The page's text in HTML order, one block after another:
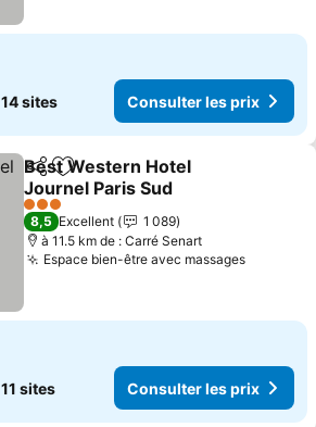
14 sites Consulter les prix
PartagerAjouter à mes favoris
Best Western Hotel
Journel Paris Sud
Consulter les prix
3 Étoiles
8,5 Excellent
1 089
à 11.5 km de : Carré Senart
Espace bien-être avec massages
11 sites Consulter les prix